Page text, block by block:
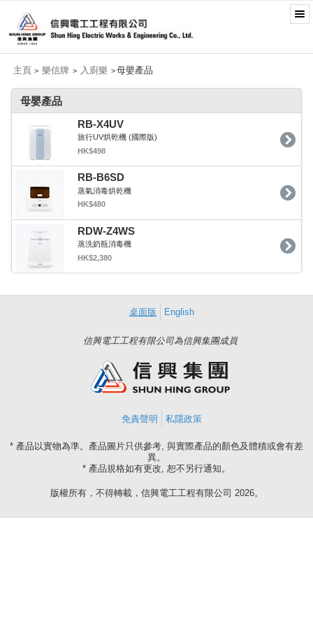
主頁 > 樂信牌 > 入廚樂 >母嬰產品
母嬰產品
RB-X4UV
旅行UV烘乾機 (國際版)
HK$498
RB-B6SD
蒸氣消毒烘乾機
HK$480
RDW-Z4WS
蒸洗奶瓶消毒機
HK$2,380
桌面版 English
信興電工工程有限公司為信興集團成員
免責聲明 私隱政策
* 產品以實物為準。產品圖片只供參考, 與實際產品的顏色及體積或會有差
異。
* 產品規格如有更改, 恕不另行通知。
版權所有，不得轉載，信興電工工程有限公司 2026。